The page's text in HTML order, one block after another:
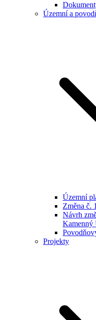
Územní a
Územní
Změna č.
Návrh
Kamenný
Projekty